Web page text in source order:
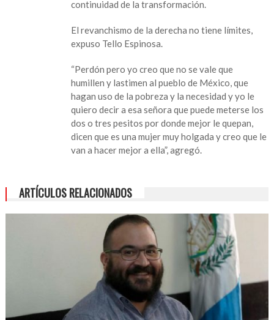
continuidad de la transformación.
El revanchismo de la derecha no tiene límites,
expuso Tello Espinosa.
“Perdón pero yo creo que no se vale que
humillen y lastimen al pueblo de México, que
hagan uso de la pobreza y la necesidad y yo le
quiero decir a esa señora que puede meterse los
dos o tres pesitos por donde mejor le quepan,
dicen que es una mujer muy holgada y creo que le
van a hacer mejor a ella”, agregó.
ARTÍCULOS RELACIONADOS